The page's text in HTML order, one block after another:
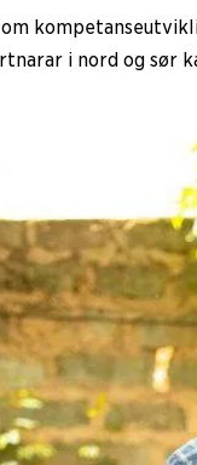
i nord og sør